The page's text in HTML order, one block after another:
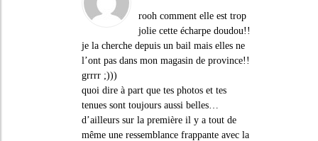
rooh comment elle est trop
jolie cette écharpe doudou!!
je la cherche depuis un bail mais elles ne
l’ont pas dans mon magasin de province!!
grrrr ;)))
quoi dire à part que tes photos et tes
tenues sont toujours aussi belles…
d’ailleurs sur la première il y a tout de
même une ressemblance frappante avec la